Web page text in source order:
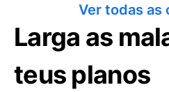
Ver todas as
Larga as
teus planos